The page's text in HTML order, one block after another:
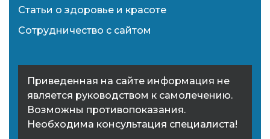
Статьи о здоровье и красоте
Сотрудничество с сайтом
Приведенная на сайте информация не
является руководством к самолечению.
Возможны противопоказания.
Необходима консультация специалиста!